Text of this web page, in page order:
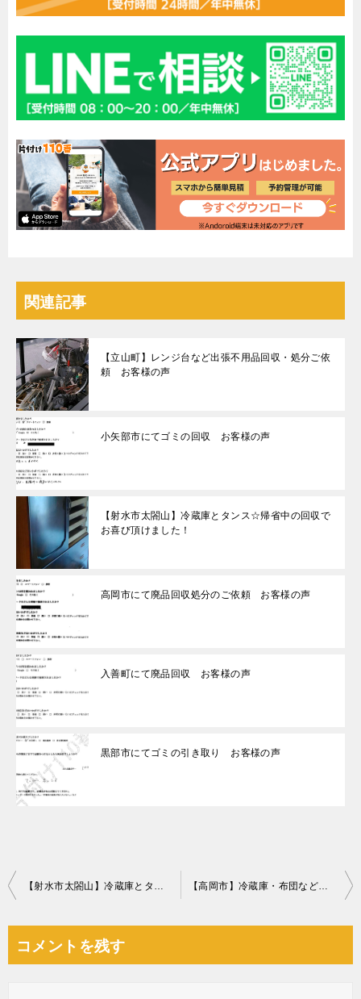
関連記事
【立山町】レンジ台など出張不用品回収・処分ご依
頼 お客様の声
小矢部市にてゴミの回収 お客様の声
【射水市太閤山】冷蔵庫とタンス☆帰省中の回収で
お喜び頂けました！
高岡市にて廃品回収処分のご依頼 お客様の声
入善町にて廃品回収 お客様の声
黒部市にてゴミの引き取り お客様の声
投
ビ
コメントを残す